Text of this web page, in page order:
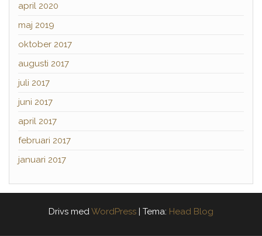
april 2020
maj 2019
oktober 2017
augusti 2017
juli 2017
juni 2017
april 2017
februari 2017
januari 2017
Drivs medWordPress | Tema: Head Blog